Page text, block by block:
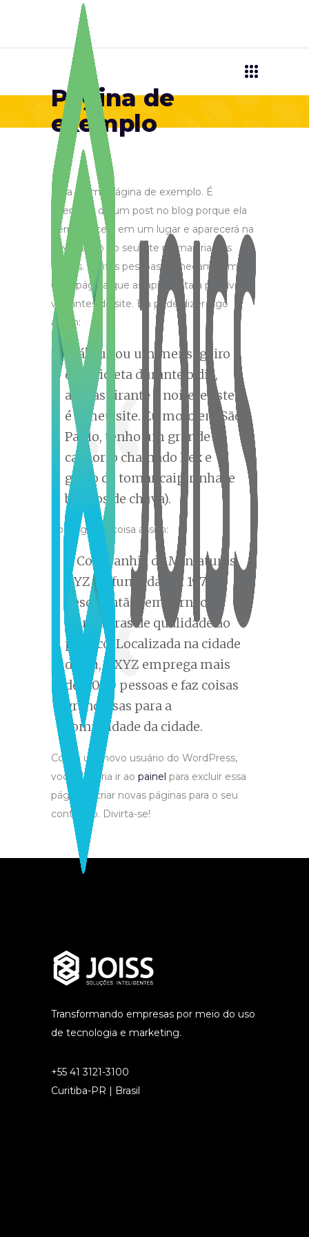
Página de
exemplo
Esta é uma página de exemplo. É
diferente de um post no blog porque ela
permanecerá em um lugar e aparecerá na
navegação do seu site na maioria dos
temas. Muitas pessoas começam com
uma página que as apresenta a possíveis
visitantes do site. Ela pode dizer algo
assim:
Olá! Eu sou um mensageiro
de bicicleta durante o dia,
ator aspirante à noite, e este
é o meu site. Eu moro em São
Paulo, tenho um grande
cachorro chamado Rex e
gosto de tomar caipirinha (e
banhos de chuva).
…ou alguma coisa assim:
A Companhia de Miniaturas
XYZ foi fundada em 1971, e
desde então tem fornecido
miniaturas de qualidade ao
público. Localizada na cidade
de Itu, a XYZ emprega mais
de 2.000 pessoas e faz coisas
grandiosas para a
comunidade da cidade.
Como um novo usuário do WordPress,
você deveria ir ao painel para excluir essa
página e criar novas páginas para o seu
conteúdo. Divirta-se!
Transformando empresas por meio do uso
de tecnologia e marketing.
+55 41 3121-3100
Curitiba-PR | Brasil